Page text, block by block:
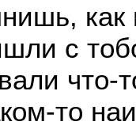
как
с
что-
то